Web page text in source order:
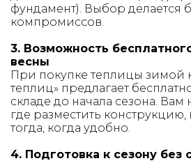
фундамент). Выбор делается
компромиссов.
3. Возможность
весны
При покупке теплицы зимой
теплиц» предлагает
складе до начала сезона. Вам
где разместить конструкцию,
тогда, когда удобно.
4. Подготовка к сезону без